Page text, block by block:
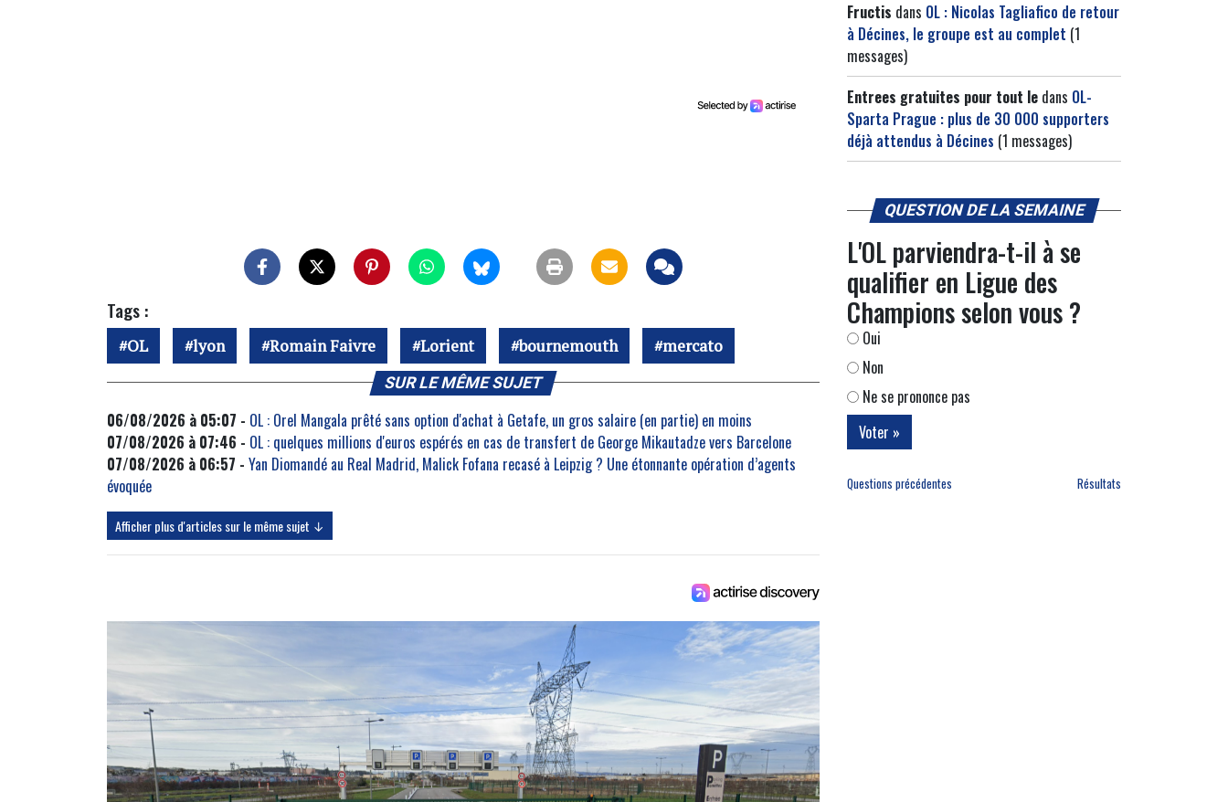
Tags :
OL lyon Romain Faivre Lorient bournemouth mercato
SUR LE MÊME SUJET
06/08/2026 à 05:07 - OL : Orel Mangala prêté sans option d'achat à Getafe, un gros salaire (en partie) en moins
07/08/2026 à 07:46 - OL : quelques millions d'euros espérés en cas de transfert de George Mikautadze vers Barcelone
07/08/2026 à 06:57 - Yan Diomandé au Real Madrid, Malick Fofana recasé à Leipzig ? Une étonnante opération d’agents
évoquée
Afficher plus d'articles sur le même sujet ↓
Fructis dans OL : Nicolas Tagliafico de retour
à Décines, le groupe est au complet (1
messages)
Entrees gratuites pour tout le dans OL-
Sparta Prague : plus de 30 000 supporters
déjà attendus à Décines (1 messages)
QUESTION DE LA SEMAINE
L'OL parviendra-t-il à se
qualifier en Ligue des
Champions selon vous ?
Oui
Non
Ne se prononce pas
Questions précédentes Résultats